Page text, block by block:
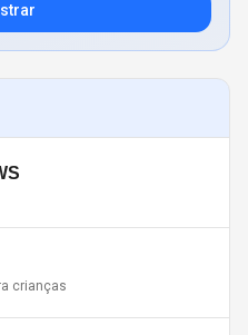
crianças